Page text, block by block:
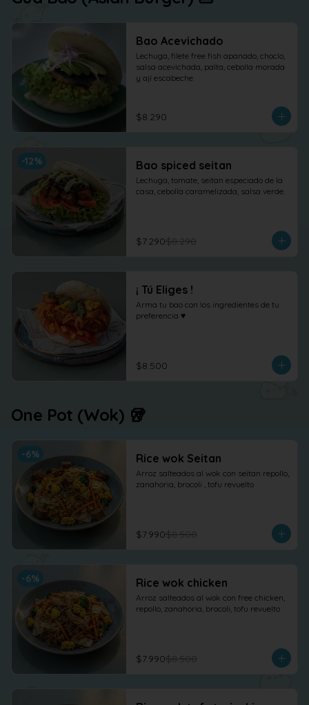
Bao Acevichado
Lechuga, filete free fish apanado, choclo,
salsa acevichada, palta, cebolla morada
y ají escabeche
$8.290
-12% Bao spiced seitan
Lechuga, tomate, seitan especiado de la
casa, cebolla caramelizada, salsa verde.
$7.290$8.290
¡ Tú Eliges !
Arma tu bao con los ingredientes de tu
preferencia ♥
$8.500
One Pot (Wok) 🥡
-6% Rice wok Seitan
Arroz salteados al wok con seitan repollo,
zanahoria, brocoli , tofu revuelto
$7.990$8.500
-6% Rice wok chicken
Arroz salteados al wok con free chicken,
repollo, zanahoria, brocoli, tofu revuelto
$7.990$8.500